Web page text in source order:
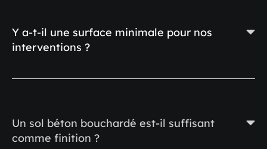
Y a-t-il une surface minimale pour nos
interventions ?
Un sol béton bouchardé est-il suffisant
comme finition ?